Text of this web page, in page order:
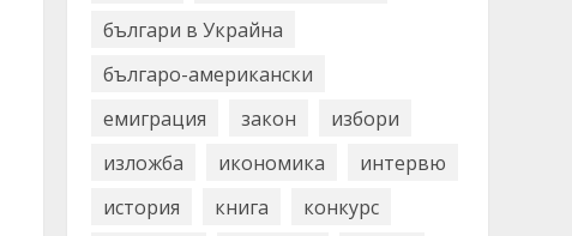
българи в Украйна
българо-американски
емиграция
закон
избори
изложба
икономика
интервю
история
книга
конкурс